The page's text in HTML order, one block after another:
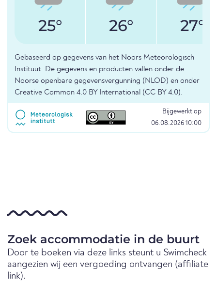
25° 26° 27°
Gebaseerd op gegevens van het Noors Meteorologisch
Instituut. De gegevens en producten vallen onder de
Noorse openbare gegevensvergunning (NLOD) en onder
Creative Common 4.0 BY International (CC BY 4.0).
Bijgewerkt op
06.08.2026 10:00
Zoek accommodatie in de buurt
Door te boeken via deze links steunt u Swimcheck
aangezien wij een vergoeding ontvangen (affiliate
link).